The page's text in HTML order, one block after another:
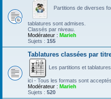
Partitions de diverses
tablatures sont admises.
Classés par niveau.
Modérateur : Marieh
Sujets : 155
Tablatures classées par
Les partitions et
ici - Tous les formats sont acceptés.
Modérateur : Marieh
Sujets : 520